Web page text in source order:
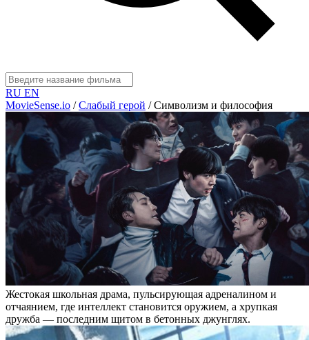
RU EN
MovieSense.io / Слабый герой / Символизм и философия
Жестокая школьная драма, пульсирующая адреналином и
отчаянием, где интеллект становится оружием, а хрупкая
дружба — последним щитом в бетонных джунглях.